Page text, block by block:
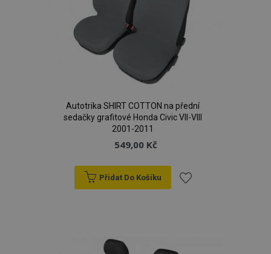
Autotrika SHIRT COTTON na přední
sedačky grafitové Honda Civic VII-VIII
2001-2011
549,00 Kč
Přidat Do Košíku
oblíbeným